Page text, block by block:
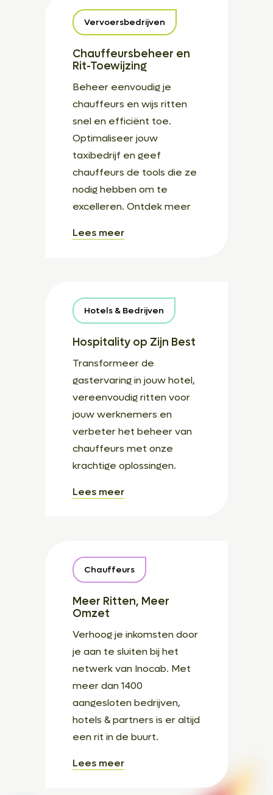
Vervoersbedrijven
Chauffeursbeheer en
Rit-Toewijzing
Beheer eenvoudig je
chauffeurs en wijs ritten
snel en efficiënt toe.
Optimaliseer jouw
taxibedrijf en geef
chauffeurs de tools die ze
nodig hebben om te
excelleren. Ontdek meer
Lees meer
Hotels & Bedrijven
Hospitality op Zijn Best
Transformeer de
gastervaring in jouw hotel,
vereenvoudig ritten voor
jouw werknemers en
verbeter het beheer van
chauffeurs met onze
krachtige oplossingen.
Lees meer
Chauffeurs
Meer Ritten, Meer
Omzet
Verhoog je inkomsten door
je aan te sluiten bij het
netwerk van Inocab. Met
meer dan 1400
aangesloten bedrijven,
hotels & partners is er altijd
een rit in de buurt.
Lees meer